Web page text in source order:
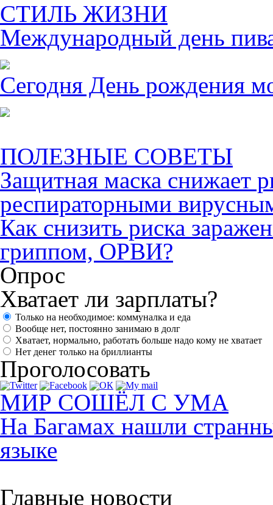
СТИЛЬ ЖИЗНИ
Международный день
Сегодня День рождения
ПОЛЕЗНЫЕ СОВЕТЫ
Защитная маска снижает
респираторными
Как снизить риска
гриппом, ОРВИ?
Опрос
Хватает ли зарплаты?
Только на необходимое: коммуналка и еда
Вообще нет, постоянно занимаю в долг
Хватает, нормально, работать больше надо кому не хватает
Нет денег только на бриллианты
Проголосовать
МИР СОШЁЛ С УМА
На Багамах нашли
языке
Главные новости